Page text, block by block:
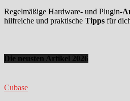
Regelmäßige Hardware- und Plugin-
hilfreiche und praktische Tipps für
Die neusten Artikel 2026
Cubase